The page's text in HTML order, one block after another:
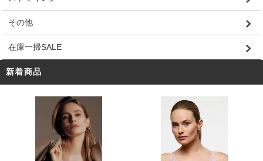
その他
在庫一掃SALE
新着商品